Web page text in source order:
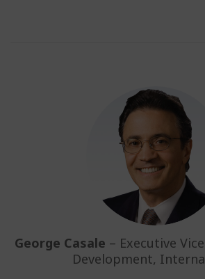
George Casale – Executive
Development,